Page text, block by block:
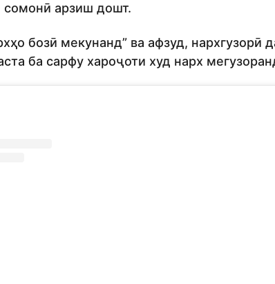
сомонӣ арзиш дошт.
бозӣ мекунанд” ва афзуд, нархгузорӣ
ба сарфу хароҷоти худ нарх